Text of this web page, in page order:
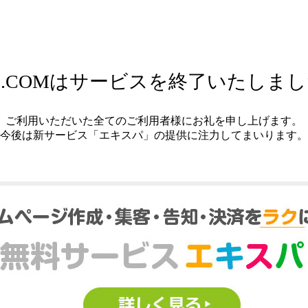
はサービスを終了いたしま
ご利用いただいた全てのご利用者様にお礼を申し上げます。
今後は新サービス「エキスパ」の提供に注力してまいります。